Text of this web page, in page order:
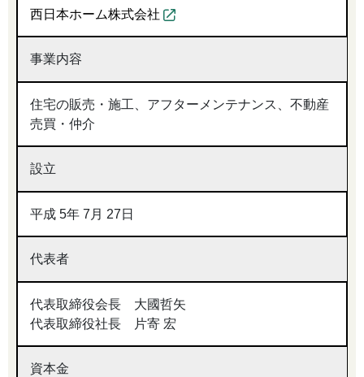
西日本ホーム株式会社
事業内容
住宅の販売・施工、アフターメンテナンス、不動産
売買・仲介
設立
平成 5年 7月 27日
代表者
代表取締役会長 大國哲矢
代表取締役社長 片寄 宏
資本金